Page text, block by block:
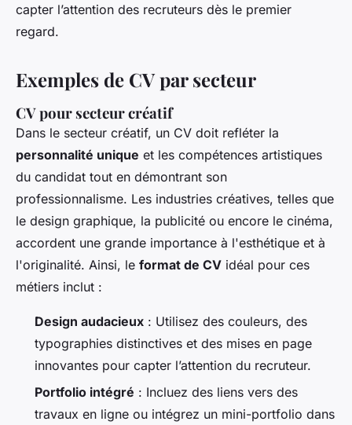
capter l’attention des recruteurs dès le premier
regard.
Exemples de CV par secteur
CV pour secteur créatif
Dans le secteur créatif, un CV doit refléter la
personnalité unique et les compétences artistiques
du candidat tout en démontrant son
professionnalisme. Les industries créatives, telles que
le design graphique, la publicité ou encore le cinéma,
accordent une grande importance à l'esthétique et à
l'originalité. Ainsi, le format de CV idéal pour ces
métiers inclut :
Design audacieux : Utilisez des couleurs, des
typographies distinctives et des mises en page
innovantes pour capter l’attention du recruteur.
Portfolio intégré : Incluez des liens vers des
travaux en ligne ou intégrez un mini-portfolio dans